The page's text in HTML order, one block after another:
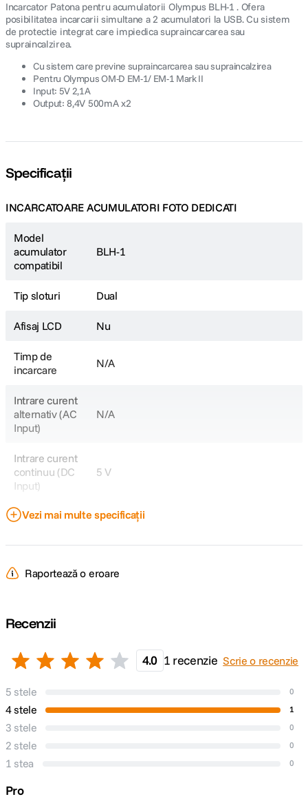
Incarcator Patona pentru acumulatorii Olympus BLH-1 . Ofera
posibilitatea incarcarii simultane a 2 acumulatori la USB. Cu sistem
de protectie integrat care impiedica supraincarcarea sau
supraincalzirea.
Cu sistem care previne supraincarcarea sau supraincalzirea
Pentru Olympus OM-D EM-1/ EM-1 Mark II
Input: 5V 2,1A
Output: 8,4V 500mA x2
Specificații
INCARCATOARE ACUMULATORI FOTO DEDICATI
Model
acumulator
compatibil
BLH-1
Tip sloturi Dual
Afisaj LCD Nu
Timp de
incarcare
N/A
Intrare curent
alternativ (AC
Input)
N/A
Intrare curent
continuu (DC
Input)
5 V
Port USB Da
Curent iesire
Cod producator
Vezi mai multe specificații
Raportează o eroare
Recenzii
4.0 1 recenzie Scrie o recenzie
5 stele 0
4 stele 1
3 stele 0
2 stele 0
1 stea 0
Pro